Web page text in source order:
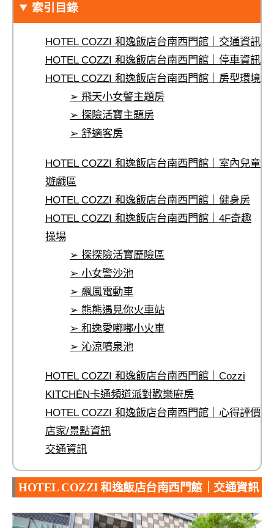
索引目錄
HOTEL COZZI 和逸飯店台南西門館｜交通資訊
HOTEL COZZI 和逸飯店台南西門館｜停車資訊
HOTEL COZZI 和逸飯店台南西門館｜房型環境
➢ 飛天小女警主題房
➢ 探險活寶主題房
➢ 舒適客房
HOTEL COZZI 和逸飯店台南西門館｜室內兒童
遊戲區
HOTEL COZZI 和逸飯店台南西門館｜健身房
HOTEL COZZI 和逸飯店台南西門館｜4F奇趣
操場
➢ 探探險活寶歷險區
➢ 小女警沙池
➢ 飆風電動車
➢ 熊熊遇見你火車站
➢ 和逸愛嘟嘟小火車
➢ 沁涼噴泉池
HOTEL COZZI 和逸飯店台南西門館｜Cozzi
KITCHÉN卡通頻道派對歡樂廚房
HOTEL COZZI 和逸飯店台南西門館｜心得評價
店家/景點資訊
交通資訊
HOTEL COZZI 和逸飯店台南西門館｜交通資訊